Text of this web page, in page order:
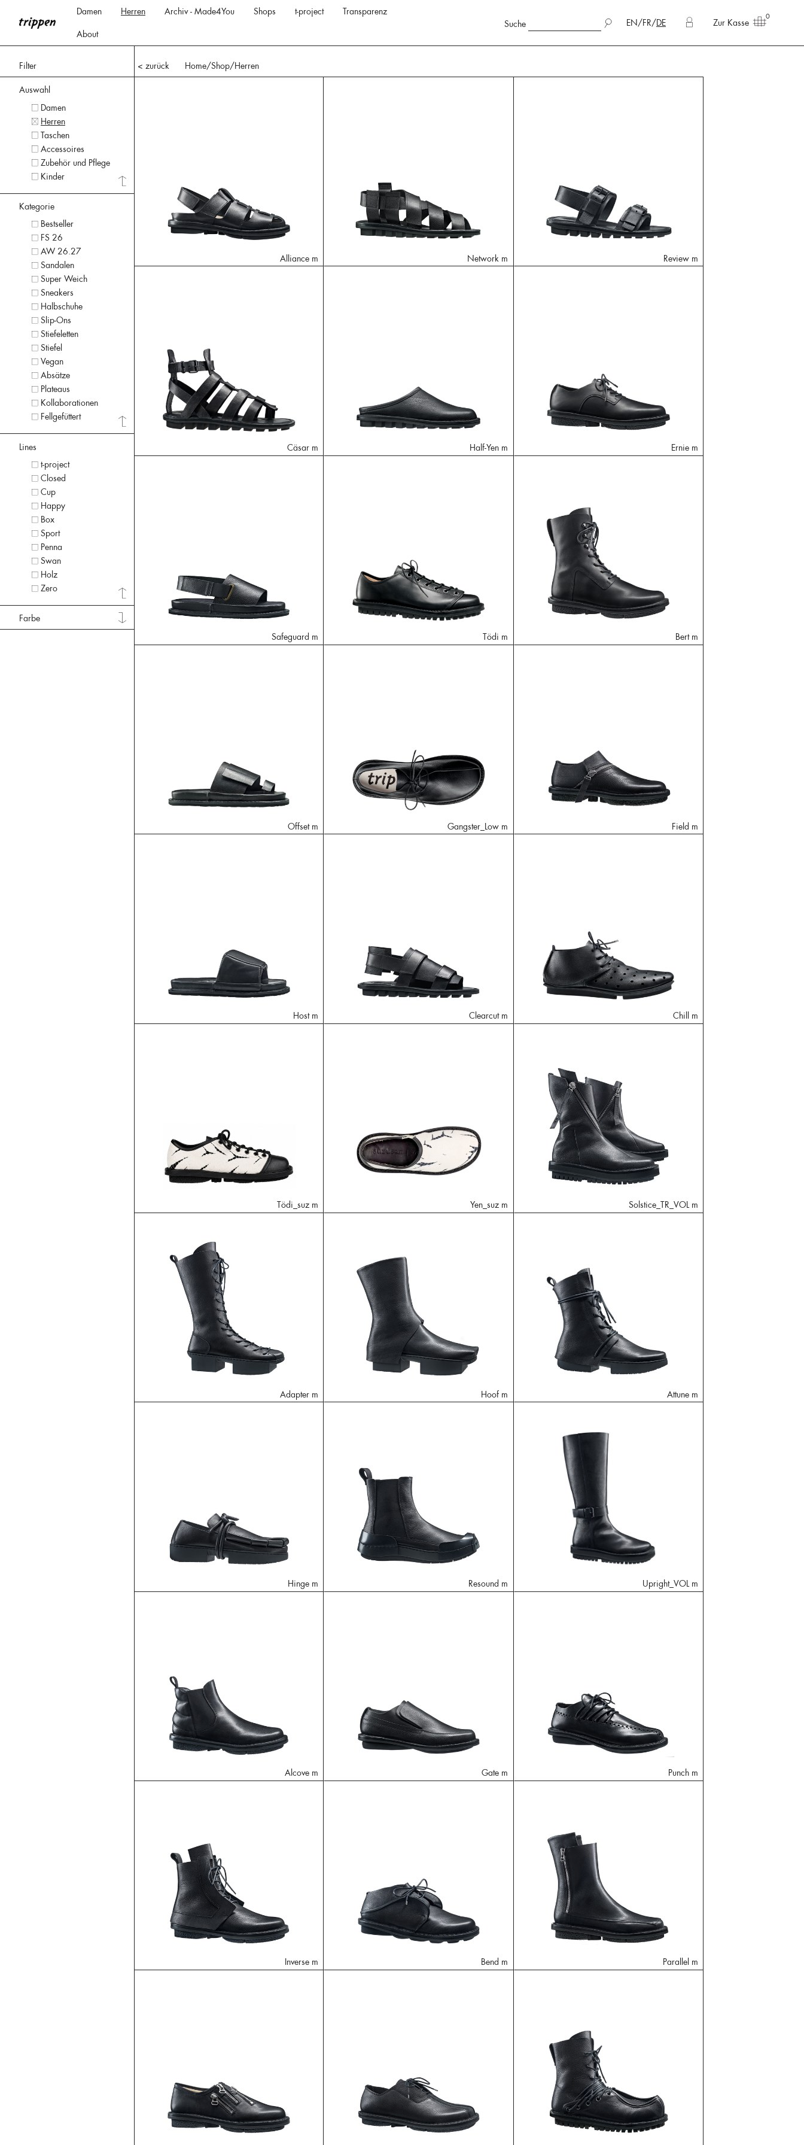
Damen Herren Archiv - Made4You Shops t-project Transparenz
About
Suche EN/FR/DE Zur Kasse
0
Filter
Auswahl
Damen
Herren
Taschen
Accessoires
Zubehör und Pflege
Kinder
Kategorie
Bestseller
FS 26
AW 26.27
Sandalen
Super Weich
Sneakers
Halbschuhe
Slip-Ons
Stiefeletten
Stiefel
Vegan
Absätze
Plateaus
Kollaborationen
Fellgefüttert
Lines
t-project
Closed
Cup
Happy
Box
Sport
Penna
Swan
Holz
Zero
Farbe
< zurück Home/Shop/Herren
Alliance m Network m Review m
Cäsar m Half-Yen m Ernie m
Safeguard m Tödi m Bert m
Offset m Gangster_Low m Field m
Host m Clearcut m Chill m
Tödi_suz m Yen_suz m Solstice_TR_VOL m
Adapter m Hoof m Attune m
Hinge m Resound m Upright_VOL m
Alcove m Gate m Punch m
Inverse m Bend m Parallel m